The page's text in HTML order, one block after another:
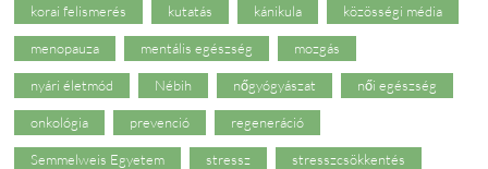
korai felismerés kutatás kánikula közösségi média
menopauza mentális egészség mozgás
nyári életmód Nébih nőgyógyászat női egészség
onkológia prevenció regeneráció
Semmelweis Egyetem stressz stresszcsökkentés